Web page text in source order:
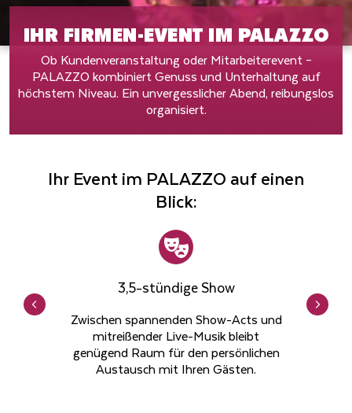
IHR FIRMEN-EVENT IM PALAZZO
Ob Kundenveranstaltung oder Mitarbeiterevent –
PALAZZO kombiniert Genuss und Unterhaltung auf
höchstem Niveau. Ein unvergesslicher Abend, reibungslos
organisiert.
Ihr Event im PALAZZO auf einen
Blick:
3,5-stündige Show
Zwischen spannenden Show-Acts und
mitreißender Live-Musik bleibt
genügend Raum für den persönlichen
Austausch mit Ihren Gästen.